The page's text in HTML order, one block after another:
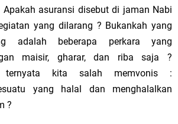
Apakah asuransi disebut di jaman Nabi
yang dilarang ? Bukankah yang
adalah beberapa perkara yang
maisir, gharar, dan riba saja ?
ternyata kita salah memvonis :
yang halal dan menghalalkan
?